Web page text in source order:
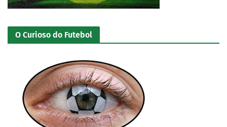
O Curioso do Futebol